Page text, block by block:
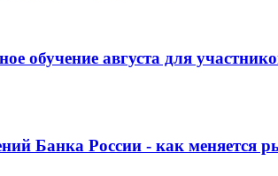
обучение августа для
Банка России - как меняется